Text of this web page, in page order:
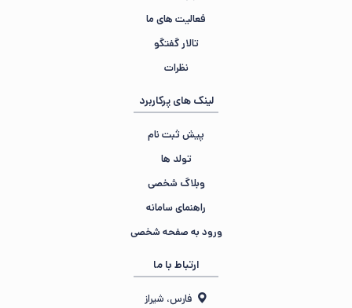
فعالیت های ما
تالار گفتگو
نظرات
لینک های پرکاربرد
پیش ثبت نام
تولد ها
وبلاگ شخصی
راهنمای سامانه
ورود به صفحه شخصی
ارتباط با ما
فارس، شیراز